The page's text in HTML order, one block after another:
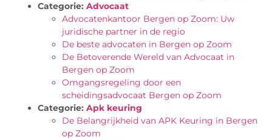
Categorie: Advocaat
Advocatenkantoor Bergen op Zoom: Uw
juridische partner in de regio
De beste advocaten in Bergen op Zoom
De Betoverende Wereld van Advocaat in
Bergen op Zoom
Omgangsregeling door een
scheidingsadvocaat Bergen op Zoom
Categorie: Apk keuring
De Belangrijkheid van APK Keuring in Bergen
op Zoom